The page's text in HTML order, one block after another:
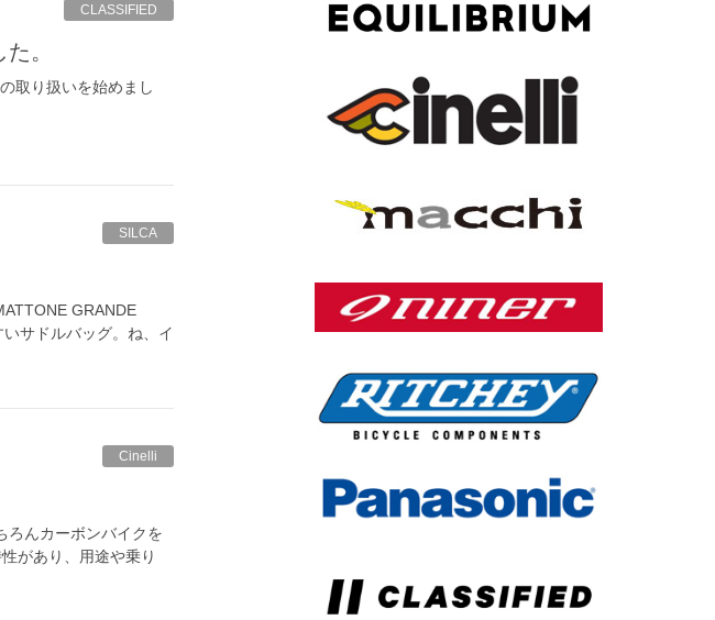
CLASSIFIED
。
取り扱いを始めまし
SILCA
GRANDE
サドルバッグ。ね、イ
Cinelli
ろんカーボンバイクを
があり、用途や乗り